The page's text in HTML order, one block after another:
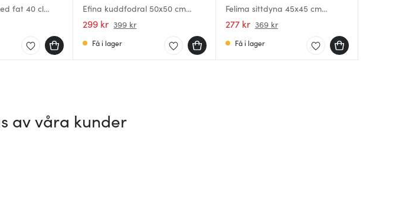
fat 40 cl
Efina kuddfodral 50x50 cm
sand
299 kr 399 kr
Få i lager
Felima sittdyna 45x45 cm
vit/mörkgrå
277 kr 369 kr
Få i lager
av våra kunder